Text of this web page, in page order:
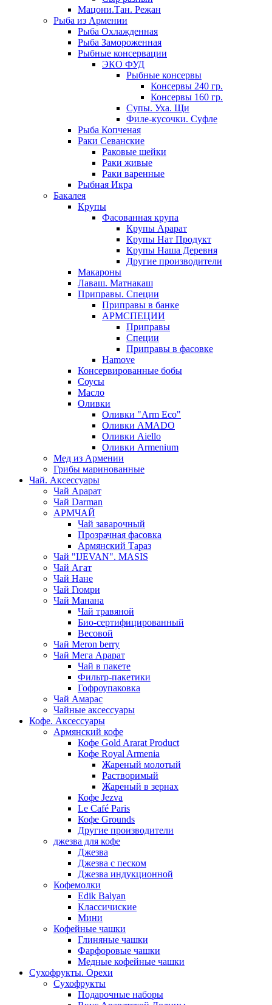
Мацони.Тан. Режан
Рыба из Армении
Рыба Охлажденная
Рыба Замороженная
Рыбные консервации
ЭКО ФУД
Рыбные консервы
Консервы 240 гр.
Консервы 160 гр.
Супы. Уха. Щи
Филе-кусочки. Суфле
Рыба Копченая
Раки Севанские
Раковые шейки
Раки живые
Раки варенные
Рыбная Икра
Бакалея
Крупы
Фасованная крупа
Крупы Арарат
Крупы Нат Продукт
Крупы Наша Деревня
Другие производители
Макароны
Лаваш. Матнакаш
Приправы. Специи
Приправы в банке
АРМСПЕЦИИ
Приправы
Специи
Приправы в фасовке
Hamove
Консервированные бобы
Соусы
Масло
Оливки
Оливки "Arm Eco"
Оливки AMADO
Оливки Aiello
Оливки Armenium
Мед из Армении
Грибы маринованные
Чай. Аксессуары
Чай Арарат
Чай Darman
АРМЧАЙ
Чай заварочный
Прозрачная фасовка
Армянский Тараз
Чай "IJEVAN". MASIS
Чай Агат
Чай Нане
Чай Гюмри
Чай Манана
Чай травяной
Био-сертифицированный
Весовой
Чай Meron berry
Чай Мега Арарат
Чай в пакете
Фильтр-пакетики
Гофроупаковка
Чай Амарас
Чайные аксессуары
Кофе. Аксессуары
Армянский кофе
Кофе Gold Ararat Product
Кофе Royal Armenia
Жареный молотый
Растворимый
Жареный в зернах
Кофе Jezva
Le Café Paris
Кофе Grounds
Другие производители
джезва для кофе
Джезва
Джезва с песком
Джезва индукционной
Кофемолки
Edik Balyan
Классичиские
Мини
Кофейные чашки
Глиняные чашки
Фарфоровые чашки
Медные кофейные чашки
Сухофрукты. Орехи
Сухофрукты
Подарочные наборы